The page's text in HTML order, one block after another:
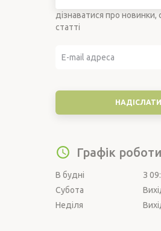
дізнаватися про новинки,
статті
Графік роботи
В будні
З
Субота
Неділя